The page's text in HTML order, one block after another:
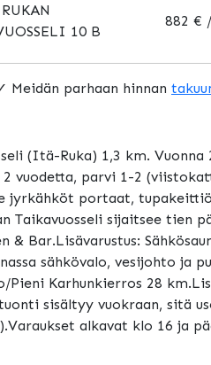
RUKAN
10 B
882 €
Meidän parhaan hinnan
(Itä-Ruka) 1,3 km.
vuodetta, parvi 1-2
jyrkähköt portaat,
Taikavuosseli sijaitsee tien
Bar.Lisävarustus:
sähkövalo, vesijohto ja
Pieni Karhunkierros 28
sisältyy vuokraan, sitä
alkavat klo 16 ja